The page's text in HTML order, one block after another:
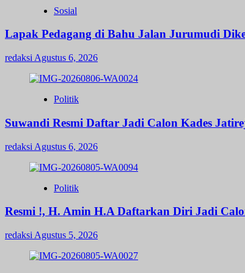
Sosial
Lapak Pedagang di Bahu Jalan Jurumudi
redaksi Agustus 6, 2026
Politik
Suwandi Resmi Daftar Jadi Calon Kades
redaksi Agustus 6, 2026
Politik
Resmi !, H. Amin H.A Daftarkan Diri Jadi
redaksi Agustus 5, 2026